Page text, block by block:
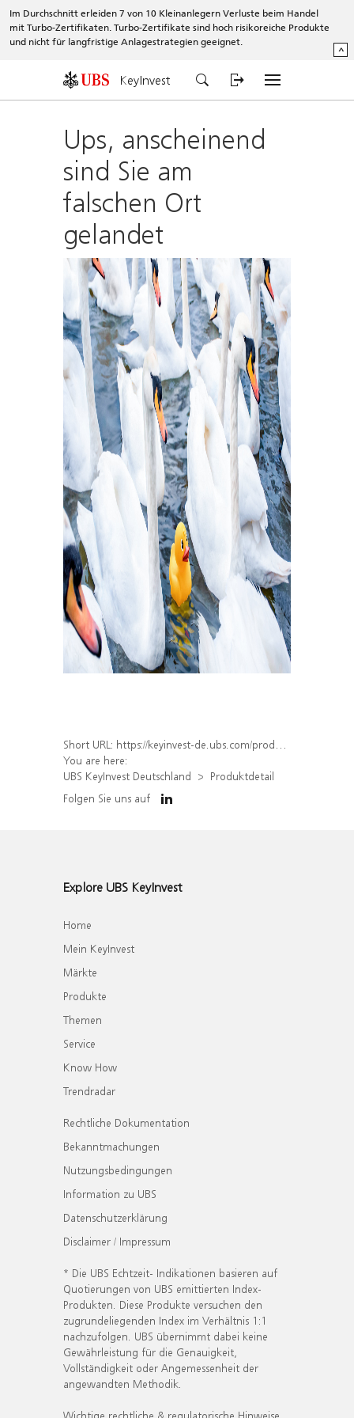
Im Durchschnitt erleiden 7 von 10 Kleinanlegern Verluste beim Handel
mit Turbo-Zertifikaten. Turbo-Zertifikate sind hoch risikoreiche Produkte
und nicht für langfristige Anlagestrategien geeignet.
^
KeyInvest
Ups, anscheinend
sind Sie am
falschen Ort
gelandet
Short URL: https://keyinvest-de.ubs.com/produkt/detail/index/isin/DE000WA7Q9Q0
You are here:
UBS KeyInvest Deutschland
Produktdetail
Folgen Sie uns auf
Explore UBS KeyInvest
Home
Mein KeyInvest
Märkte
Produkte
Themen
Service
Know How
Trendradar
Rechtliche Dokumentation
Bekanntmachungen
Nutzungsbedingungen
Information zu UBS
Datenschutzerklärung
Disclaimer / Impressum
* Die UBS Echtzeit- Indikationen basieren auf
Quotierungen von UBS emittierten Index-
Produkten. Diese Produkte versuchen den
zugrundeliegenden Index im Verhältnis 1:1
nachzufolgen. UBS übernimmt dabei keine
Gewährleistung für die Genauigkeit,
Vollständigkeit oder Angemessenheit der
angewandten Methodik.